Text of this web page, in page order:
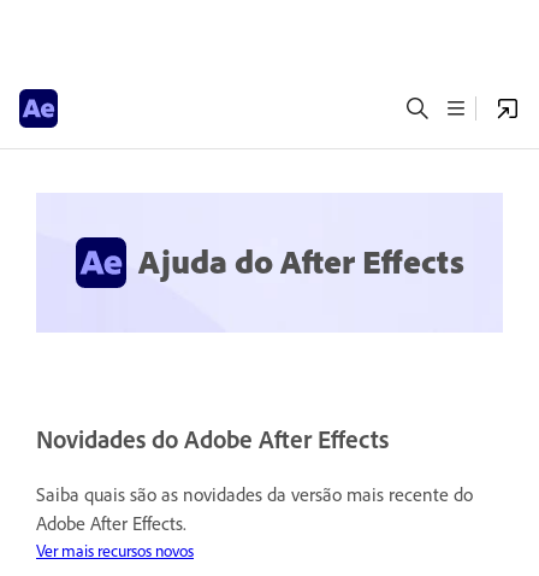
Ajuda do After Effects
Novidades do Adobe After Effects
Saiba quais são as novidades da versão mais recente do
Adobe After Effects.
Ver mais recursos novos